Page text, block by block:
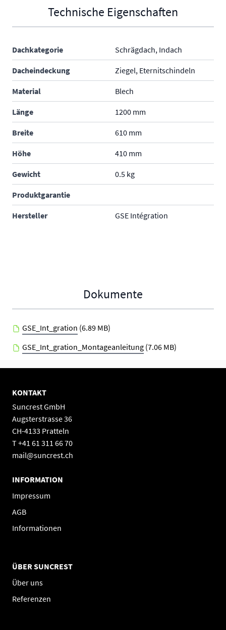
Technische Eigenschaften
Dachkategorie Schrägdach, Indach
Dacheindeckung Ziegel, Eternitschindeln
Material Blech
Länge 1200 mm
Breite 610 mm
Höhe 410 mm
Gewicht 0.5 kg
Produktgarantie
Hersteller GSE Intégration
Dokumente
GSE_Int_gration (6.89 MB)
GSE_Int_gration_Montageanleitung (7.06 MB)
KONTAKT
Suncrest GmbH
Augsterstrasse 36
CH-4133 Pratteln
T +41 61 311 66 70
mail@suncrest.ch
INFORMATION
Impressum
AGB
Informationen
ÜBER SUNCREST
Über uns
Referenzen